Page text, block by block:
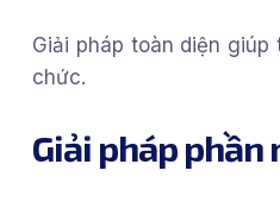
Giải pháp toàn diện
chức.
Giải pháp